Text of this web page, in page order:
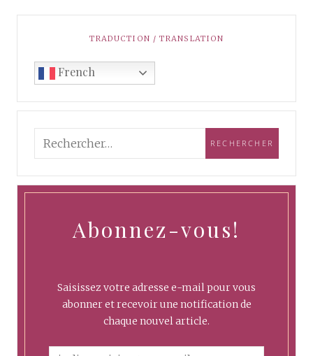
TRADUCTION / TRANSLATION
French
Abonnez-vous!
Saisissez votre adresse e-mail pour vous
abonner et recevoir une notification de
chaque nouvel article.